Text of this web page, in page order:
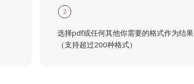
2
选择pdf或任何其他你需要的格式作为结果
（支持超过200种格式）